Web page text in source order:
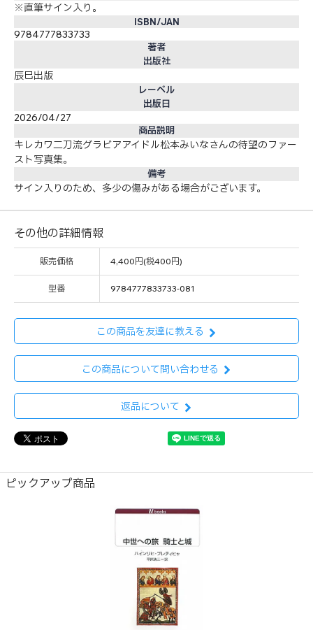
※直筆サイン入り。
ISBN/JAN
9784777833733
著者
出版社
辰巳出版
レーベル
出版日
2026/04/27
商品説明
キレカワ二刀流グラビアアイドル松本みいなさんの待望のファー
スト写真集。
備考
サイン入りのため、多少の傷みがある場合がございます。
その他の詳細情報
販売価格 4,400円(税400円)
型番 9784777833733-081
この商品を友達に教える
この商品について問い合わせる
返品について
ピックアップ商品